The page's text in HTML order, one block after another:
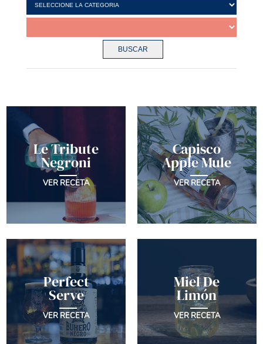
BUSCAR
Le Tribute
Negroni
VER RECETA
Capisco
Apple Mule
VER RECETA
Perfect
Serve
VER RECETA
Miel De
Limón
VER RECETA